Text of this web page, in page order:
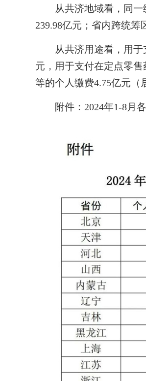
从共济地域看，同一
239.98亿元；省内跨统筹
从共济用途看，用于支
元，用于支付在定点零
等的个人缴费4.75亿元（
附件：2024年1-8月